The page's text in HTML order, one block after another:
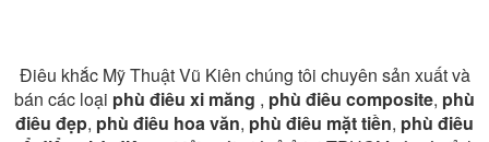
Điêu khắc Mỹ Thuật Vũ Kiên chúng tôi chuyên sản xuất và
bán các loại phù điêu xi măng , phù điêu composite, phù
điêu đẹp, phù điêu hoa văn, phù điêu mặt tiền, phù điêu